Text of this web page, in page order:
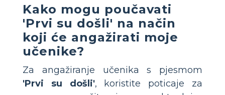
Kako mogu poučavati
'Prvi su došli' na način
koji će angažirati moje
učenike?
Za angažiranje učenika s pjesmom
'Prvi su došli', koristite poticaje za